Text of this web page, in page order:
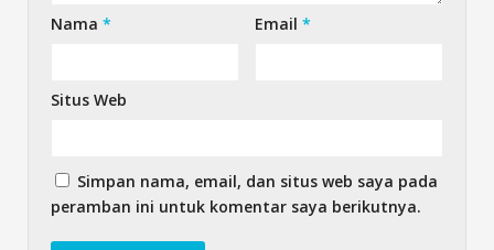
Nama * Email*
Situs Web
Simpan nama, email, dan situs web saya pada
peramban ini untuk komentar saya berikutnya.